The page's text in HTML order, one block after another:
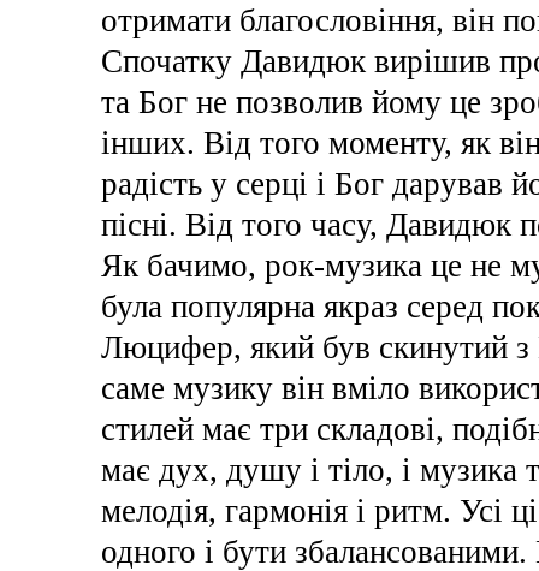
отримати благословіння, він
Спочатку Давидюк вирішив
та Бог не позволив йому це
інших. Від того моменту, як
радість у серці і Бог дарував
пісні. Від того часу, Давидюк
Як бачимо, рок-музика це не
була популярна якраз серед
Люцифер, який був скинутий з
саме музику він вміло
стилей має три складові,
має дух, душу і тіло, і музика
мелодія, гармонія і ритм. Усі
одного і бути